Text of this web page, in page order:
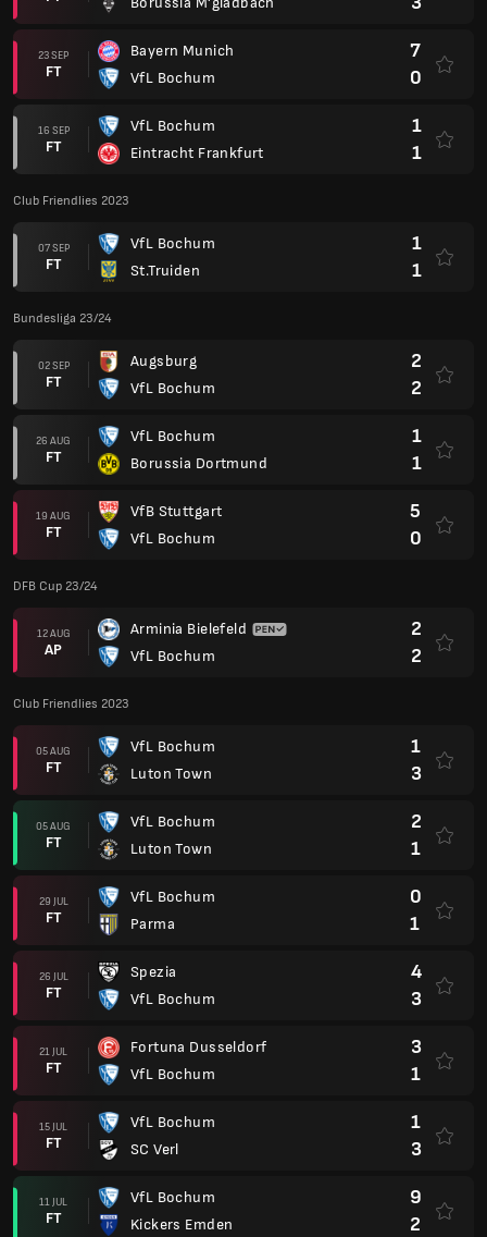
23 SEP
FT
Bayern Munich
VfL Bochum
7
0
16 SEP
FT
VfL Bochum
Eintracht Frankfurt
1
1
Club Friendlies 2023
07 SEP
FT
VfL Bochum
St.Truiden
1
1
Bundesliga 23/24
02 SEP
FT
Augsburg
VfL Bochum
2
2
26 AUG
FT
VfL Bochum
Borussia Dortmund
1
1
19 AUG
FT
VfB Stuttgart
VfL Bochum
5
0
DFB Cup 23/24
12 AUG
AP
Arminia Bielefeld
VfL Bochum
2
2
Club Friendlies 2023
05 AUG
FT
VfL Bochum
Luton Town
1
3
05 AUG
FT
VfL Bochum
Luton Town
2
1
29 JUL
FT
VfL Bochum
Parma
0
1
26 JUL
FT
Spezia
VfL Bochum
4
3
21 JUL
FT
Fortuna Dusseldorf
VfL Bochum
3
1
15 JUL
FT
VfL Bochum
SC Verl
1
3
11 JUL
FT
VfL Bochum
Kickers Emden
9
2